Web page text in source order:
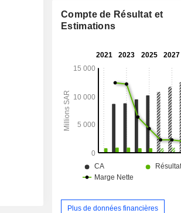
Compte de Résultat et
Estimations
Plus de données financières